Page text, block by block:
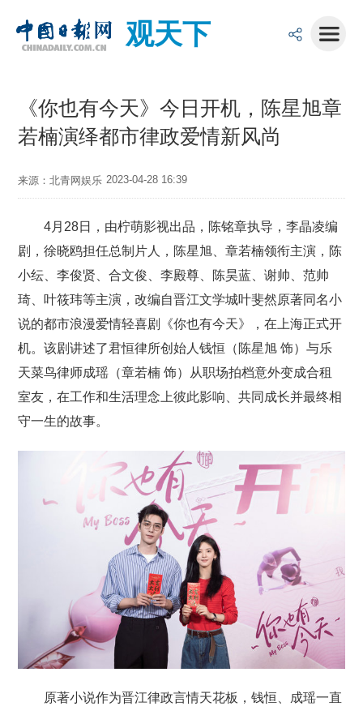
观天下
《你也有今天》今日开机，陈星旭章
若楠演绎都市律政爱情新风尚
来源：北青网娱乐 2023-04-28 16:39
4月28日，由柠萌影视出品，陈铭章执导，李晶凌编
剧，徐晓鸥担任总制片人，陈星旭、章若楠领衔主演，陈
小纭、李俊贤、合文俊、李殿尊、陈昊蓝、谢帅、范帅
琦、叶筱玮等主演，改编自晋江文学城叶斐然原著同名小
说的都市浪漫爱情轻喜剧《你也有今天》，在上海正式开
机。该剧讲述了君恒律所创始人钱恒（陈星旭 饰）与乐
天菜鸟律师成瑶（章若楠 饰）从职场拍档意外变成合租
室友，在工作和生活理念上彼此影响、共同成长并最终相
守一生的故事。
原著小说作为晋江律政言情天花板，钱恒、成瑶一直